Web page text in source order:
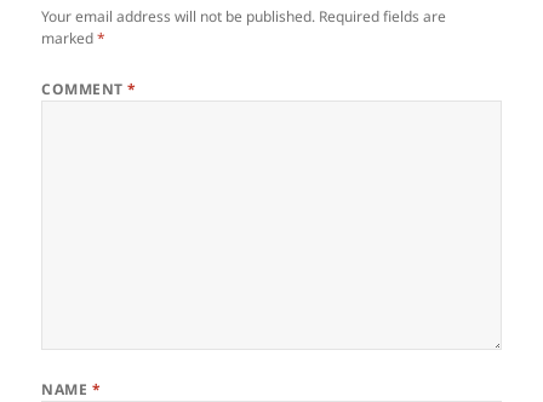
Your email address will not be published. Required fields are
marked*
COMMENT*
NAME *